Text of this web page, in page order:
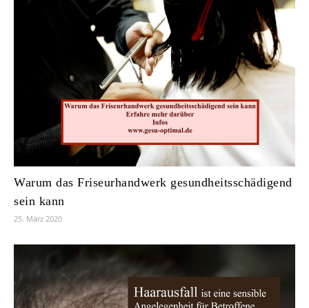
Warum das Friseurhandwerk gesundheitsschädigend
sein kann
25. März 2020